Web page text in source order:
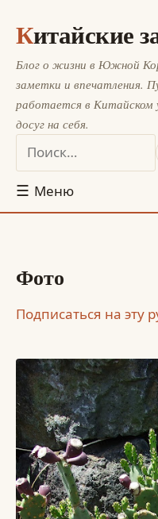
Китайские
Блог о жизни в Южной
заметки и впечатления.
работается в
досуг на себя.
☰ Меню
Фото
Подписаться на эту